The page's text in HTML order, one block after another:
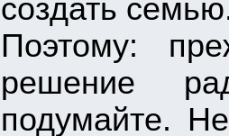
создать
Поэтому:
решение
подумайте.